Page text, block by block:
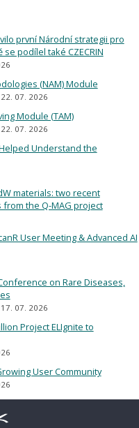
první Národní strategii pro
podílel také CZECRIN
(NAM) Module
22. 07. 2026
Module (TAM)
22. 07. 2026
Understand the
materials: two recent
the Q-MAG project
User Meeting & Advanced AI
on Rare Diseases,
17. 07. 2026
Project ELIgnite to
User Community